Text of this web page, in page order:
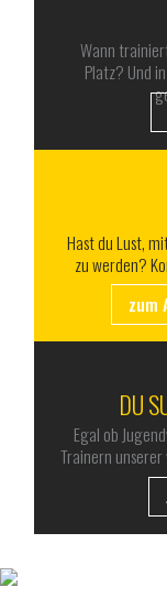
Wann
Platz? Und
Hast du Lust,
zu werden?
zum
DU
Egal ob
Trainern